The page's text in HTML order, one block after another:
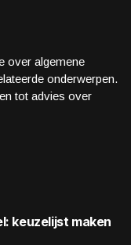
over algemene
onderwerpen.
tot advies over
keuzelijst maken